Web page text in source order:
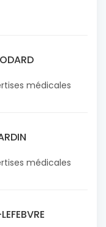
médicales
médicales